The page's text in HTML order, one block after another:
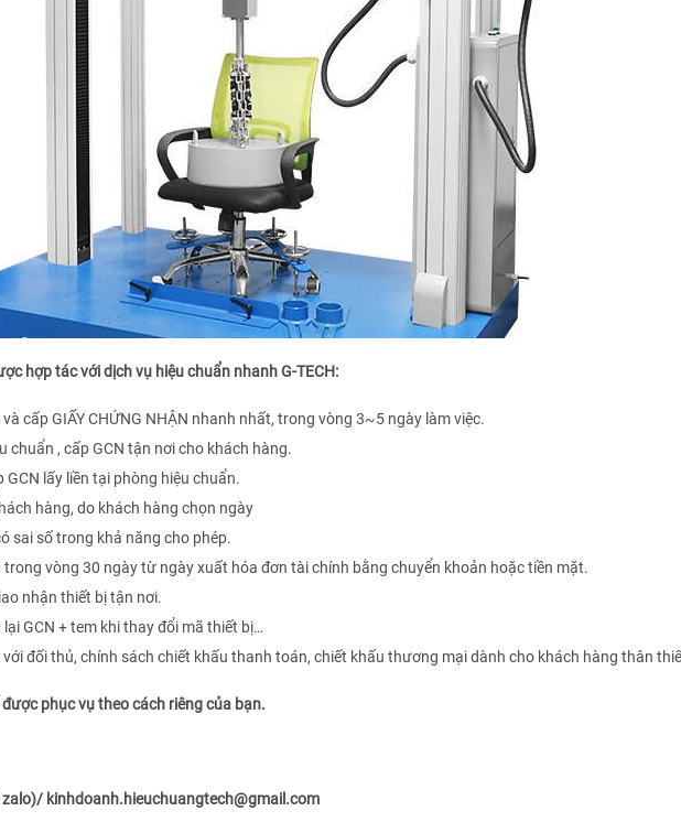
hợp tác với dịch vụ hiệu chuẩn nhanh G-TECH:
cấp GIẤY CHỨNG NHẬN nhanh nhất, trong vòng 3~5 ngày làm việc.
chuẩn , cấp GCN tận nơi cho khách hàng.
lấy liền tại phòng hiệu chuẩn.
hàng, do khách hàng chọn ngày
sai số trong khả năng cho phép.
vòng 30 ngày từ ngày xuất hóa đơn tài chính bằng chuyển khoản hoặc tiền mặt.
nhận thiết bị tận nơi.
GCN + tem khi thay đổi mã thiết bị…
đối thủ, chính sách chiết khấu thanh toán, chiết khấu thương mại dành cho khách hàng thân
phục vụ theo cách riêng của bạn.
zalo)/ kinhdoanh.hieuchuangtech@gmail.com